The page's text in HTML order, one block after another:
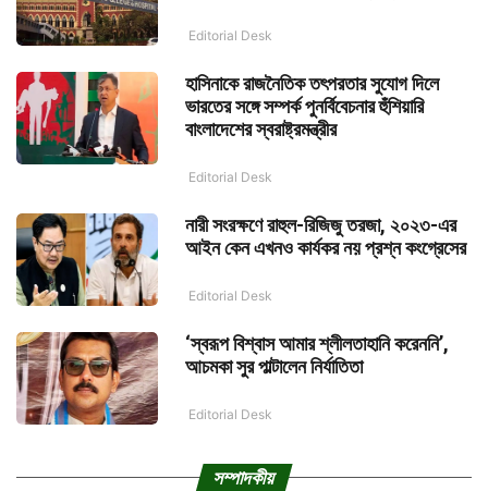
Editorial Desk
হাসিনাকে রাজনৈতিক তৎপরতার সুযোগ দিলে
ভারতের সঙ্গে সম্পর্ক পুনর্বিবেচনার হুঁশিয়ারি
বাংলাদেশের স্বরাষ্ট্রমন্ত্রীর
Editorial Desk
নারী সংরক্ষণে রাহুল-রিজিজু তরজা, ২০২৩-এর
আইন কেন এখনও কার্যকর নয় প্রশ্ন কংগ্রেসের
Editorial Desk
‘স্বরূপ বিশ্বাস আমার শ্লীলতাহানি করেননি’,
আচমকা সুর পাল্টালেন নির্যাতিতা
Editorial Desk
সম্পাদকীয়